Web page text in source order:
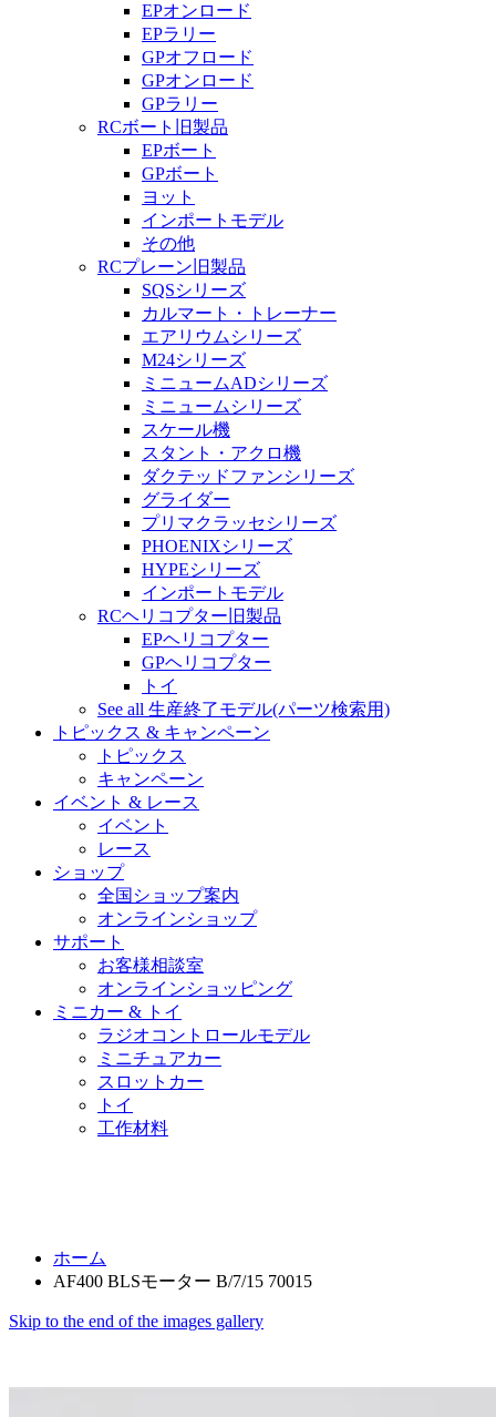
EPオンロード
EPラリー
GPオフロード
GPオンロード
GPラリー
RCボート旧製品
EPボート
GPボート
ヨット
インポートモデル
その他
RCプレーン旧製品
SQSシリーズ
カルマート・トレーナー
エアリウムシリーズ
M24シリーズ
ミニュームADシリーズ
ミニュームシリーズ
スケール機
スタント・アクロ機
ダクテッドファンシリーズ
グライダー
プリマクラッセシリーズ
PHOENIXシリーズ
HYPEシリーズ
インポートモデル
RCヘリコプター旧製品
EPヘリコプター
GPヘリコプター
トイ
See all 生産終了モデル(パーツ検索用)
トピックス & キャンペーン
トピックス
キャンペーン
イベント & レース
イベント
レース
ショップ
全国ショップ案内
オンラインショップ
サポート
お客様相談室
オンラインショッピング
ミニカー & トイ
ラジオコントロールモデル
ミニチュアカー
スロットカー
トイ
工作材料
ホーム
AF400 BLSモーター B/7/15 70015
Skip to the end of the images gallery